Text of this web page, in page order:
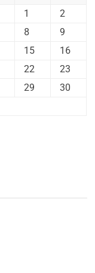
1
2
8
9
15
16
22
23
29
30